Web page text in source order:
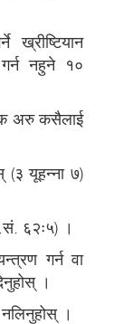
ख्रीष्टियान
नहुने १०
अरु कसैलाई
(३ यूहन्ना ७)
६२ः५) ।
गर्न वा
।
।